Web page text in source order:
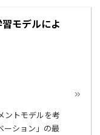
モデルによ
ントモデルを考
ーション」の最